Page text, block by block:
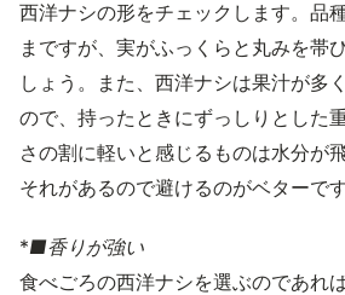
西洋ナシの形をチェックします。品
まですが、実がふっくらと丸みを帯
しょう。また、西洋ナシは果汁が多
ので、持ったときにずっしりとした
さの割に軽いと感じるものは水分が
それがあるので避けるのがベターです
*■香りが強い
食べごろの西洋ナシを選ぶのであれ